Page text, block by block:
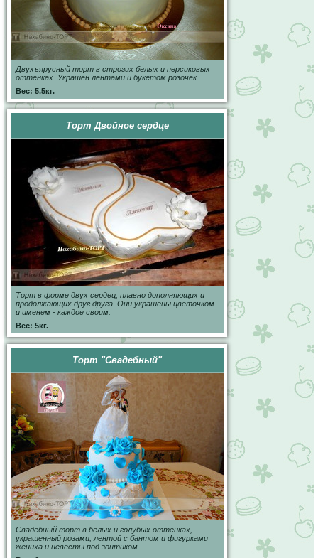
Двухъярусный торт в строгих белых и персиковых
оттенках. Украшен лентами и букетом розочек.
Вес: 5.5кг.
Торт Двойное сердце
Торт в форме двух сердец, плавно дополняющих и
продолжающих друг друга. Они украшены цветочком
и именем - каждое своим.
Вес: 5кг.
Торт "Свадебный"
Свадебный торт в белых и голубых оттенках,
украшенный розами, лентой с бантом и фигурками
жениха и невесты под зонтиком.